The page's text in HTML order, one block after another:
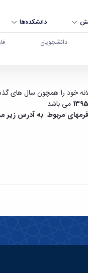
دانشکده‌ها
دانشجویان
درخشان -
می کند. در این همایش از منتخبین دانشجویان برگزیده
می باشد.
مربوط به آدرس زیر